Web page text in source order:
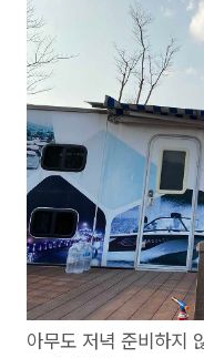
아무도 저녁 준비하지